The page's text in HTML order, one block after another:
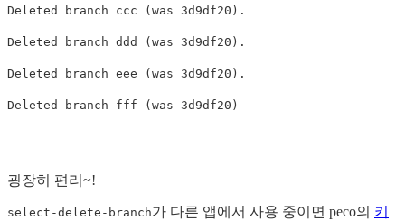
Deleted branch ccc ( was 3d9df20 ) .
Deleted branch ddd ( was 3d9df20 ) .
Deleted branch eee ( was 3d9df20 ) .
Deleted branch fff ( was 3d9df20 )
굉장히 편리~!
select-delete-branch가 다른 앱에서 사용 중이면 peco의 키